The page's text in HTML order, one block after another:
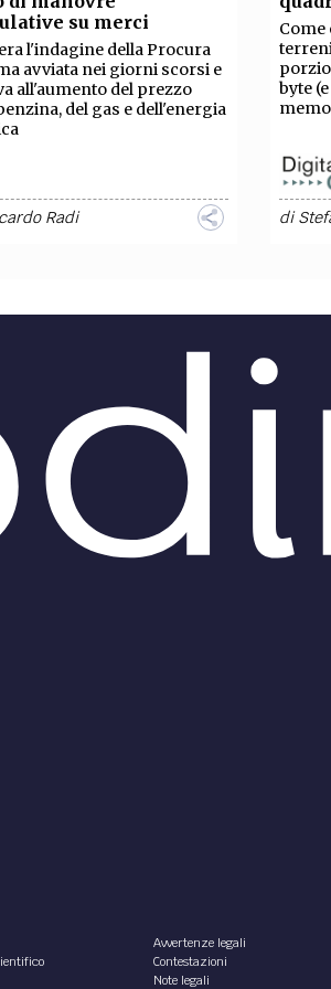
COMITATO SCIENTIFICO CURATORI
EXTRA
SOCIAL MEDIA
su merci
l'indagine della Procura
avviata nei giorni scorsi e
all'aumento del prezzo
del gas e dell'energia
Radi
Come
byte
di
Avvertenze legali
Contestazioni
Note legali